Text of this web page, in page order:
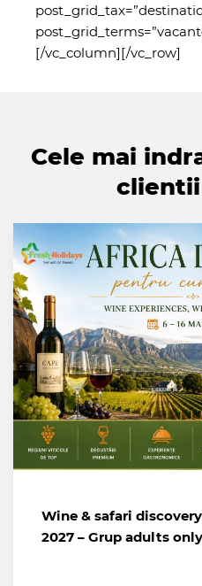
[/vc_column][/vc_row]
Cele mai
Wine & safari
2027 – Grup adults only